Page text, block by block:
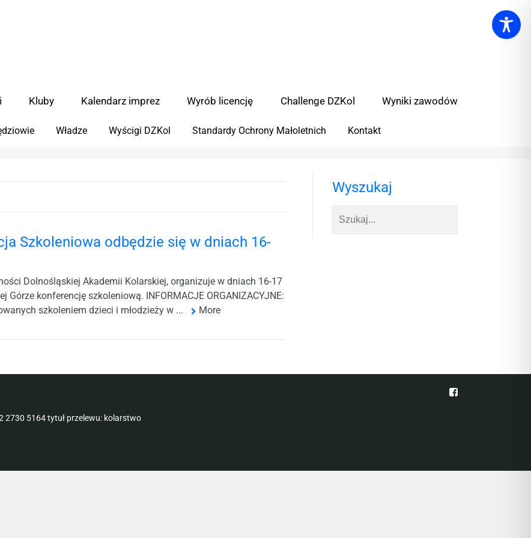
Kluby Kalendarz imprez Wyrób licencję Challenge DZKol Wyniki zawodów
Władze Wyścigi DZKol Standardy Ochrony Małoletnich Kontakt
Szkoleniowa odbędzie się w dniach 16-
Dolnośląskiej Akademii Kolarskiej, organizuje w dniach 16-17
konferencję szkoleniową. INFORMACJE ORGANIZACYJNE:
szkoleniem dzieci i młodzieży w ...
More
Wyszukaj
2730 5164 tytuł przelewu: kolarstwo